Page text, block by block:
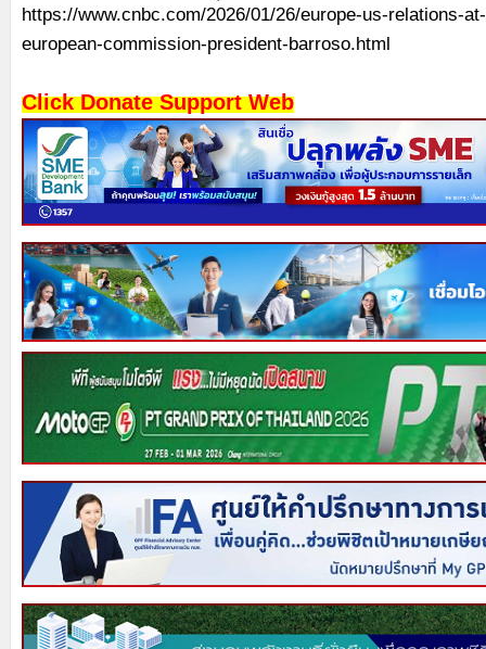
https://www.cnbc.com/2026/01/26/europe-us-relations-
european-commission-president-barroso.html
Click Donate Support Web